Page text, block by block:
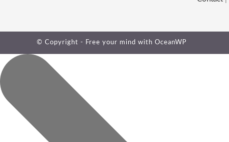
© Copyright - Free your mind with OceanWP